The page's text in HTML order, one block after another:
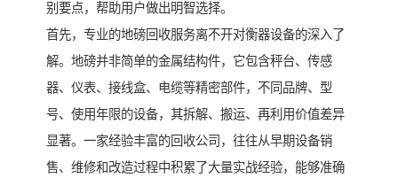
别要点，帮助用户做出明智选择。
首先，专业的地磅回收服务离不开对衡器设备的深入了
解。地磅并非简单的金属结构件，它包含秤台、传感
器、仪表、接线盒、电缆等精密部件，不同品牌、型
号、使用年限的设备，其拆解、搬运、再利用价值差异
显著。一家经验丰富的回收公司，往往从早期设备销
售、维修和改造过程中积累了大量实战经验，能够准确